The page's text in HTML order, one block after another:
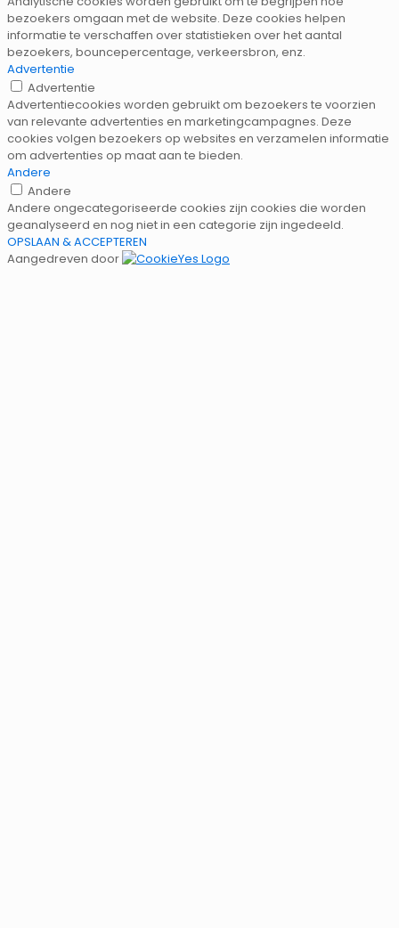
bezoekers omgaan met de website. Deze cookies helpen
informatie te verschaffen over statistieken over het aantal
bezoekers, bouncepercentage, verkeersbron, enz.
Advertentie
Advertentie
Advertentiecookies worden gebruikt om bezoekers te voorzien
van relevante advertenties en marketingcampagnes. Deze
cookies volgen bezoekers op websites en verzamelen informatie
om advertenties op maat aan te bieden.
Andere
Andere
Andere ongecategoriseerde cookies zijn cookies die worden
geanalyseerd en nog niet in een categorie zijn ingedeeld.
OPSLAAN & ACCEPTEREN
Aangedreven door